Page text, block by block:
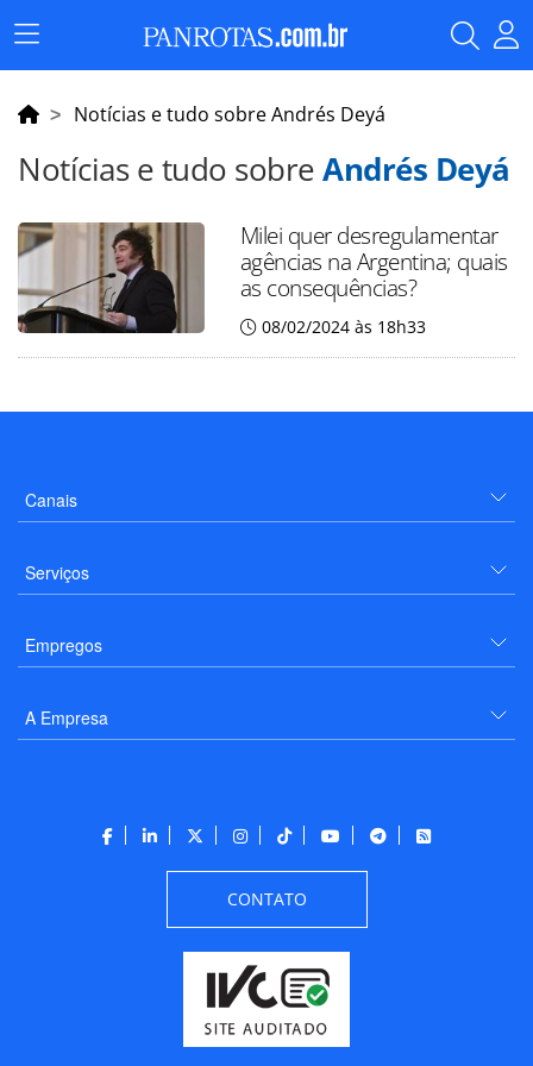
Menu
Principal
Notícias e tudo sobre Andrés Deyá
Notícias e tudo sobreAndrés Deyá
Milei quer desregulamentar
agências na Argentina; quais
as consequências?
08/02/2024 às 18h33
Canais
Serviços
Empregos
A Empresa
CONTATO